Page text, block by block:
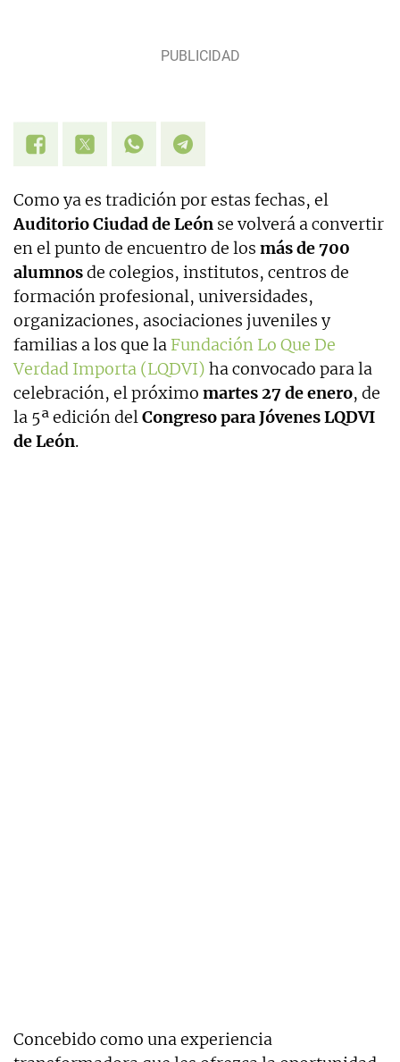
Como ya es tradición por estas fechas, el
Auditorio Ciudad de León se volverá a convertir
en el punto de encuentro de los más de 700
alumnosde colegios, institutos, centros de
formación profesional, universidades,
organizaciones, asociaciones juveniles y
familias a los que la Fundación Lo Que De
Verdad Importa (LQDVI) ha convocado para la
celebración, el próximo martes 27 de enero, de
la 5ª edición delCongreso para Jóvenes LQDVI
de León.
Concebido como una experiencia